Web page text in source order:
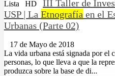
Lista HD
III Taller de
USP | La Etnografía en el
Urbanas (Parte 02)
17 de Mayo de 2018
La vida urbana está signada por el
personas, lo que lleva a que la
produzca sobre la base de di...